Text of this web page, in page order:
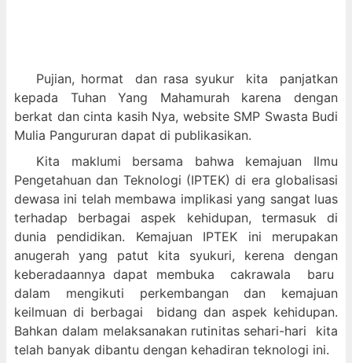
Pujian, hormat dan rasa syukur kita panjatkan
kepada Tuhan Yang Mahamurah karena dengan
berkat dan cinta kasih Nya, website SMP Swasta Budi
Mulia Pangururan dapat di publikasikan.
Kita maklumi bersama bahwa kemajuan Ilmu
Pengetahuan dan Teknologi (IPTEK) di era globalisasi
dewasa ini telah membawa implikasi yang sangat luas
terhadap berbagai aspek kehidupan, termasuk di
dunia pendidikan. Kemajuan IPTEK ini merupakan
anugerah yang patut kita syukuri, kerena dengan
keberadaannya dapat membuka cakrawala baru
dalam mengikuti perkembangan dan kemajuan
keilmuan di berbagai bidang dan aspek kehidupan.
Bahkan dalam melaksanakan rutinitas sehari-hari kita
telah banyak dibantu dengan kehadiran teknologi ini.